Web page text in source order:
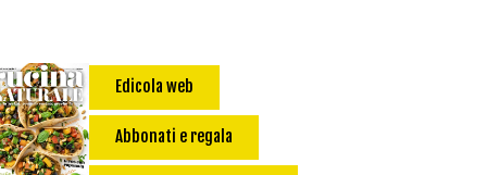
Edicola web
Abbonati e regala